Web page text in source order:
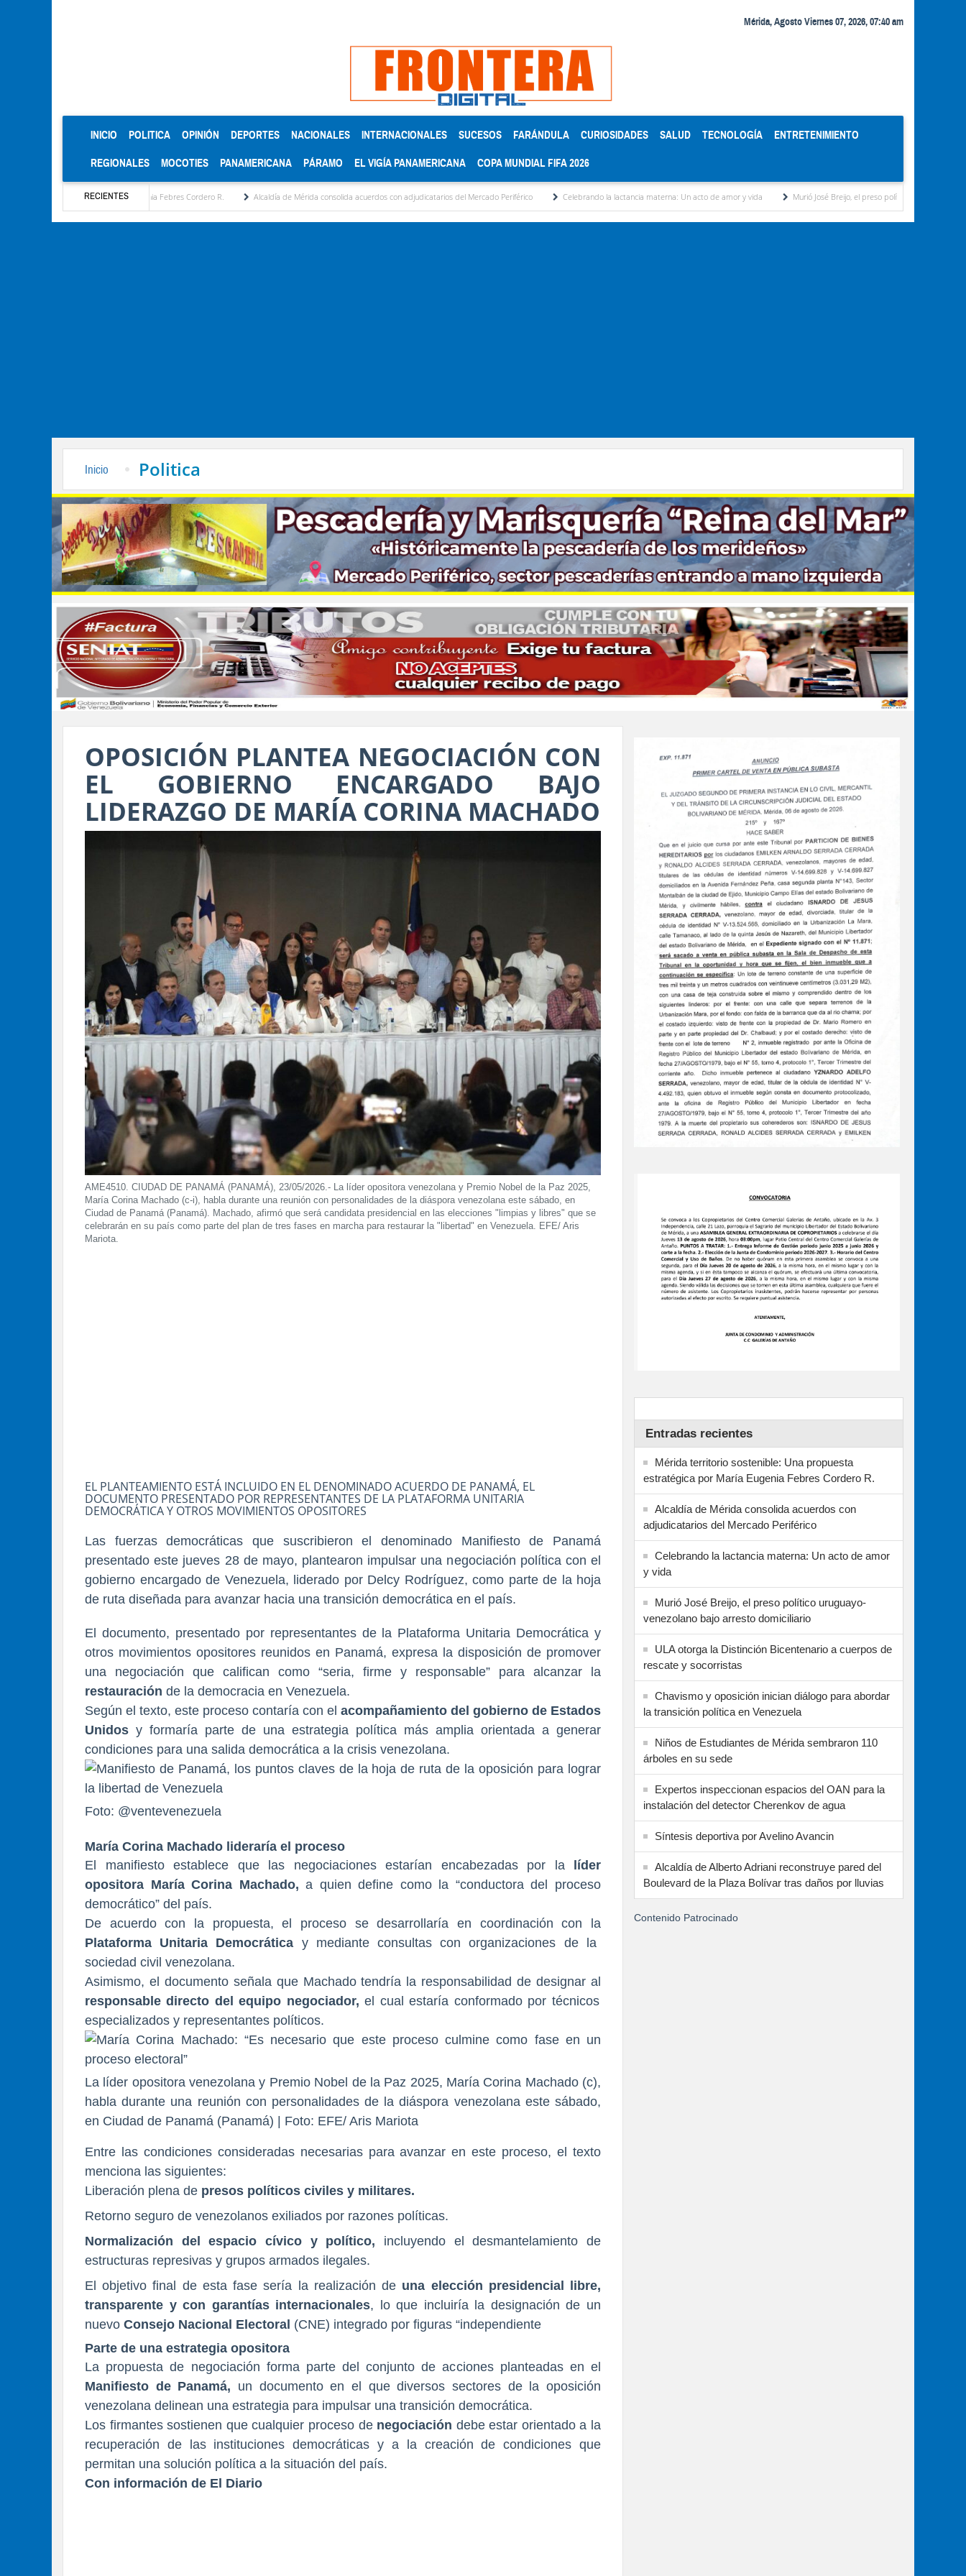
Mérida, Agosto Viernes 07, 2026, 07:40 am
INICIO (CURRENT)
POLITICA OPINIÓN DEPORTES NACIONALES INTERNACIONALES SUCESOS FARÁNDULA CURIOSIDADES SALUD TECNOLOGÍA ENTRETENIMIENTO
REGIONALES MOCOTIES PANAMERICANA PÁRAMO EL VIGÍA PANAMERICANA COPA MUNDIAL FIFA 2026
RECIENTES
por María Eugenia Febres Cordero R. Alcaldía de Mérida consolida acuerdos con adjudicatarios del Mercado Periférico Celebrando la lactancia materna: Un acto de amor y vida Murió José Breijo, el preso político uruguayo-venezolano bajo
Inicio Politica
OPOSICIÓN PLANTEA NEGOCIACIÓN CON
EL GOBIERNO ENCARGADO BAJO
LIDERAZGO DE MARÍA CORINA MACHADO
AME4510. CIUDAD DE PANAMÁ (PANAMÁ), 23/05/2026.- La líder opositora venezolana y Premio Nobel de la Paz 2025,
María Corina Machado (c-i), habla durante una reunión con personalidades de la diáspora venezolana este sábado, en
Ciudad de Panamá (Panamá). Machado, afirmó que será candidata presidencial en las elecciones "limpias y libres" que se
celebrarán en su país como parte del plan de tres fases en marcha para restaurar la "libertad" en Venezuela. EFE/ Aris
Mariota.
EL PLANTEAMIENTO ESTÁ INCLUIDO EN EL DENOMINADO ACUERDO DE PANAMÁ, EL
DOCUMENTO PRESENTADO POR REPRESENTANTES DE LA PLATAFORMA UNITARIA
DEMOCRÁTICA Y OTROS MOVIMIENTOS OPOSITORES
Las fuerzas democráticas que suscribieron el denominado Manifiesto de Panamá
presentado este jueves 28 de mayo, plantearon impulsar una negociación política con el
gobierno encargado de Venezuela, liderado por Delcy Rodríguez, como parte de la hoja
de ruta diseñada para avanzar hacia una transición democrática en el país.
El documento, presentado por representantes de la Plataforma Unitaria Democrática y
otros movimientos opositores reunidos en Panamá, expresa la disposición de promover
una negociación que califican como “seria, firme y responsable” para alcanzar la
restauración de la democracia en Venezuela.
Según el texto, este proceso contaría con el acompañamiento del gobierno de Estados
Unidos y formaría parte de una estrategia política más amplia orientada a generar
condiciones para una salida democrática a la crisis venezolana.
Foto: @ventevenezuela
María Corina Machado lideraría el proceso
El manifiesto establece que las negociaciones estarían encabezadas por la
líder
opositora María Corina Machado, a quien define como la “conductora del proceso
democrático” del país.
De acuerdo con la propuesta, el proceso se desarrollaría en coordinación con la
Plataforma Unitaria Democrática y mediante consultas con organizaciones de la
sociedad civil venezolana.
Asimismo, el documento señala que Machado tendría la responsabilidad de designar al
responsable directo del equipo negociador, el cual estaría conformado por técnicos
especializados y representantes políticos.
La líder opositora venezolana y Premio Nobel de la Paz 2025, María Corina Machado (c),
habla durante una reunión con personalidades de la diáspora venezolana este sábado,
en Ciudad de Panamá (Panamá) | Foto: EFE/ Aris Mariota
Entre las condiciones consideradas necesarias para avanzar en este proceso, el texto
menciona las siguientes:
Liberación plena de presos políticos civiles y militares.
Retorno seguro de venezolanos exiliados por razones políticas.
Normalización del espacio cívico y político,
incluyendo el desmantelamiento de
estructuras represivas y grupos armados ilegales.
El objetivo final de esta fase sería la realización de una elección presidencial libre,
transparente y con garantías internacionales, lo que incluiría la designación de un
nuevo Consejo Nacional Electoral (CNE) integrado por figuras “independiente
Parte de una estrategia opositora
La propuesta de negociación forma parte del conjunto de acciones planteadas en el
Manifiesto de Panamá, un documento en el que diversos sectores de la oposición
venezolana delinean una estrategia para impulsar una transición democrática.
Los firmantes sostienen que cualquier proceso de negociación debe estar orientado a la
recuperación de las instituciones democráticas y a la creación de condiciones que
permitan una solución política a la situación del país.
Con información de El Diario
Entradas recientes
Mérida territorio sostenible: Una propuesta
estratégica por María Eugenia Febres Cordero R.
Alcaldía de Mérida consolida acuerdos con
adjudicatarios del Mercado Periférico
Celebrando la lactancia materna: Un acto de amor
y vida
Murió José Breijo, el preso político uruguayo-
venezolano bajo arresto domiciliario
ULA otorga la Distinción Bicentenario a cuerpos de
rescate y socorristas
Chavismo y oposición inician diálogo para abordar
la transición política en Venezuela
Niños de Estudiantes de Mérida sembraron 110
árboles en su sede
Expertos inspeccionan espacios del OAN para la
instalación del detector Cherenkov de agua
Síntesis deportiva por Avelino Avancin
Alcaldía de Alberto Adriani reconstruye pared del
Boulevard de la Plaza Bolívar tras daños por lluvias
Contenido Patrocinado